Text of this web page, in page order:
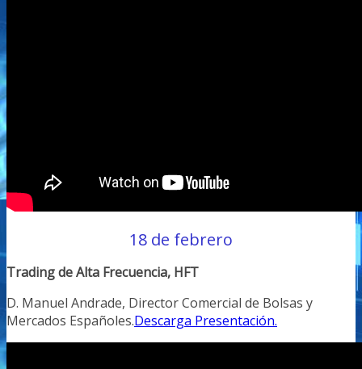
18 de febrero
Trading de Alta Frecuencia, HFT
D. Manuel Andrade, Director Comercial de Bolsas y
Mercados Españoles.Descarga Presentación.